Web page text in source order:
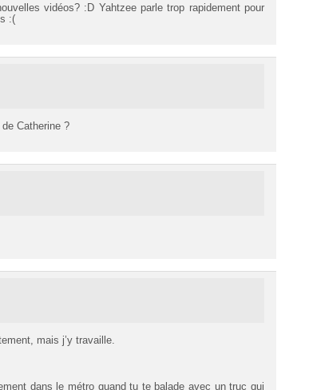
vidéos? :D Yahtzee parle trop rapidement pour
:(
Catherine ?
mais j’y travaille.
dans le métro quand tu te balade avec un truc qui